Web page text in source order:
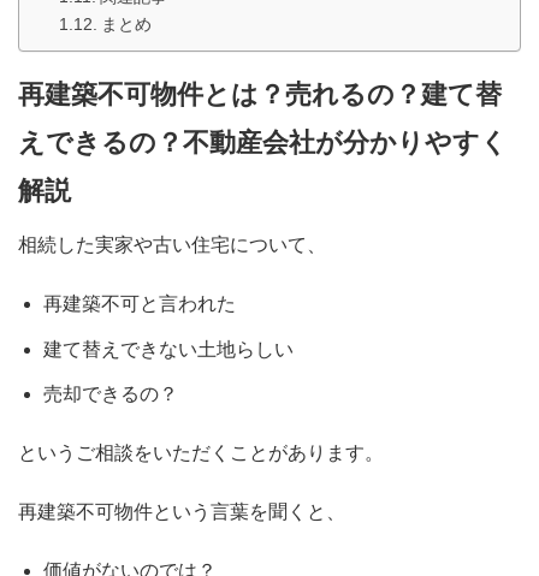
まとめ
再建築不可物件とは？売れるの？建て替
えできるの？不動産会社が分かりやすく
解説
相続した実家や古い住宅について、
再建築不可と言われた
建て替えできない土地らしい
売却できるの？
というご相談をいただくことがあります。
再建築不可物件という言葉を聞くと、
価値がないのでは？